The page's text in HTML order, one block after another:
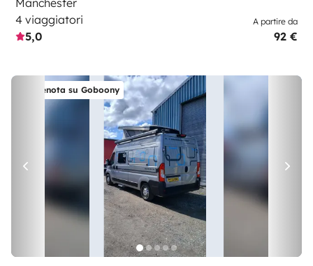
Manchester
4 viaggiatori
5,0
A partire da
92 €
Prenota su Goboony